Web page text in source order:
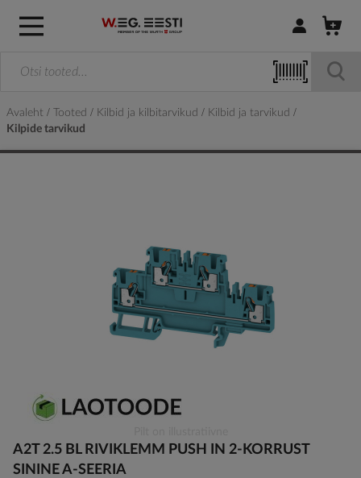
Logi sisse /
Avaleht Tooted Kilbid ja kilbitarvikud
Kilbid ja tarvikud
Kilpide tarvikud
to
the
A2T 2.5 BL RIVIKLEMM PUSH IN 2-KORRUST
SININE A-SEERIA